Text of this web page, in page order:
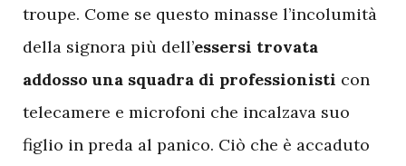
troupe. Come se questo minasse l’incolumità
della signora più dell’essersi trovata
addosso una squadra di professionisti con
telecamere e microfoni che incalzava suo
figlio in preda al panico. Ciò che è accaduto